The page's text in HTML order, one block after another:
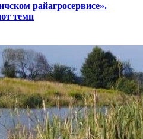
райагросервисе».
темп